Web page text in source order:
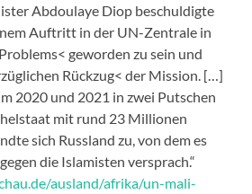
Abdoulaye Diop beschuldigte
Auftritt in der UN-Zentrale in
geworden zu sein und
Rückzug< der Mission. […]
2020 und 2021 in zwei Putschen
mit rund 23 Millionen
sich Russland zu, von dem es
die Islamisten versprach.“
ausland/afrika/un-mali-